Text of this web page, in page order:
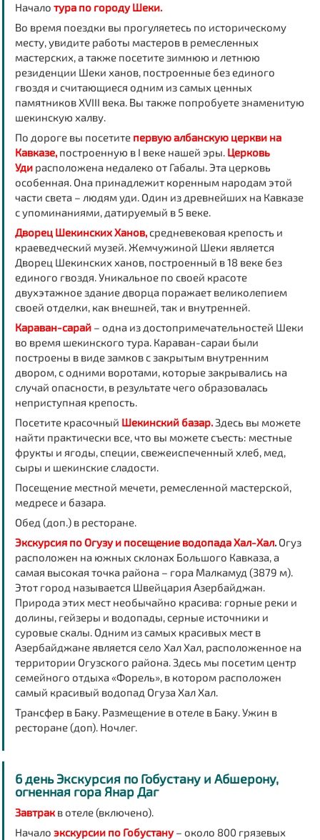
Начало тура по городу Шеки.
Во время поездки вы прогуляетесь по историческому
месту, увидите работы мастеров в ремесленных
мастерских, а также посетите зимнюю и летнюю
резиденции Шеки ханов, построенные без единого
гвоздя и считающиеся одним из самых ценных
памятников XVIII века. Вы также попробуете знаменитую
шекинскую халву.
По дороге вы посетите первую албанскую церкви на
Кавказе,построенную в I веке нашей эры. Церковь
Уди расположена недалеко от Габалы. Эта церковь
особенная. Она принадлежит коренным народам этой
части света – людям уди. Один из древнейших на Кавказе
с упоминаниями, датируемый в 5 веке.
Дворец Шекинских Ханов,средневековая крепость и
краеведческий музей. Жемчужиной Шеки является
Дворец Шекинских ханов, построенный в 18 веке без
единого гвоздя. Уникальное по своей красоте
двухэтажное здание дворца поражает великолепием
своей отделки, как внешней, так и внутренней.
Караван-сарай– одна из достопримечательностей Шеки
во время шекинского тура. Караван-сараи были
построены в виде замков с закрытым внутренним
двором, с одними воротами, которые закрывались на
случай опасности, в результате чего образовалась
неприступная крепость.
Посетите красочный Шекинский базар.Здесь вы можете
найти практически все, что вы можете съесть: местные
фрукты и ягоды, специи, свежеиспеченный хлеб, мед,
сыры и шекинские сладости.
Посещение местной мечети, ремесленной мастерской,
медресе и базара.
Обед (доп.) в ресторане.
Экскурсия по Огузу и посещение водопада Хал-Хал.Огуз
расположен на южных склонах Большого Кавказа, а
самая высокая точка района – гора Малкамуд (3879 м).
Этот город называется Швейцария Азербайджан.
Природа этих мест необычайно красива: горные реки и
долины, гейзеры и водопады, серные источники и
суровые скалы. Одним из самых красивых мест в
Азербайджане является село Хал Хал, расположенное на
территории Огузского района. Здесь мы посетим центр
семейного отдыха «Форель», в котором расположен
самый красивый водопад Огуза Хал Хал.
Трансфер в Баку. Размещение в отеле в Баку. Ужин в
ресторане (доп). Ночлег.
6 день Экскурсия по Гобустану и Абшерону,
огненная гора Янар Даг
Завтракв отеле (включено).
Начало экскурсии по Гобустану– около 800 грязевых